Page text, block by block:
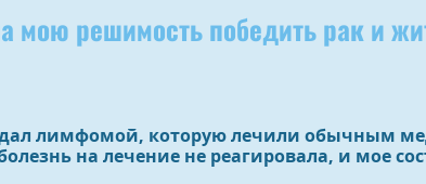
мою решимость победить рак и
лимфомой, которую лечили обычным
на лечение не реагировала, и мое